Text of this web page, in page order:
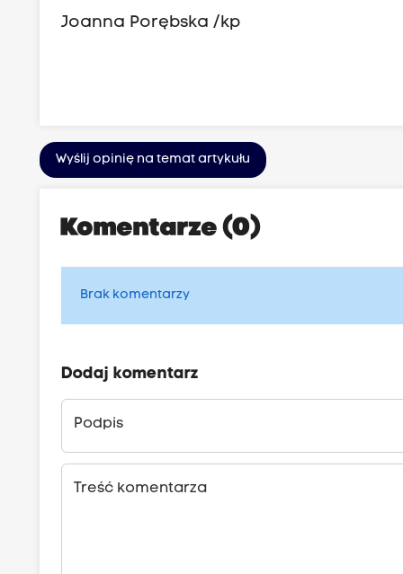
Joanna Porębska /kp
Wyślij opinię na temat artykułu
Komentarze (0)
Brak komentarzy
Dodaj komentarz
Podpis
Treść komentarza